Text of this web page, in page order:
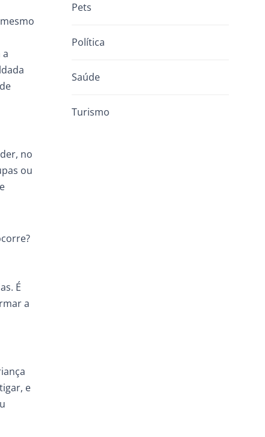
a
no
ou
É
a
e
Pets
Política
Saúde
Turismo